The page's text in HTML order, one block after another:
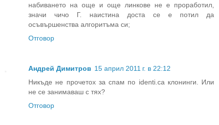
набиването на още и още линкове не е проработил,
значи чичо Г. наистина доста се е потил да
осъвършенства алгоритъма си;
Отговор
Андрей Димитров 15 април 2011 г. в 22:12
Никъде не прочетох за спам по identi.ca клонинги. Или
не се занимаваш с тях?
Отговор